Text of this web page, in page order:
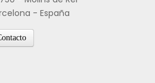
- España